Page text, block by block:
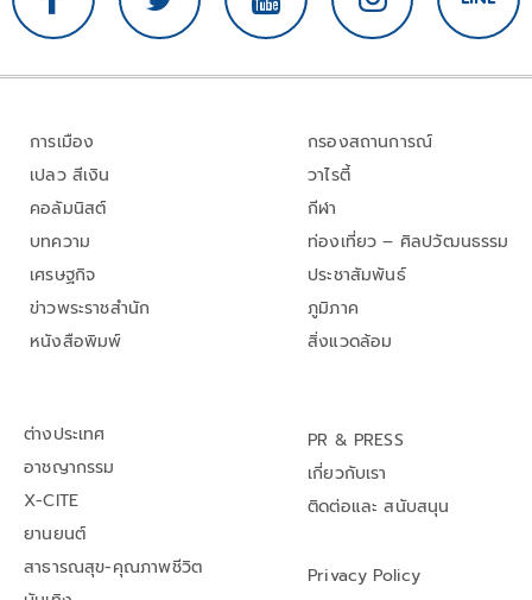
การเมือง
เปลว สีเงิน
คอลัมนิสต์
บทความ
เศรษฐกิจ
ข่าวพระราชสำนัก
หนังสือพิมพ์
กรองสถานการณ์
วาไรตี้
กีฬา
ท่องเที่ยว – ศิลปวัฒนธรรม
ประชาสัมพันธ์
ภูมิภาค
สิ่งแวดล้อม
ต่างประเทศ
อาชญากรรม
X-CITE
ยานยนต์
สาธารณสุข-คุณภาพชีวิต
PR & PRESS
เกี่ยวกับเรา
ติดต่อและ สนับสนุน
Privacy Policy